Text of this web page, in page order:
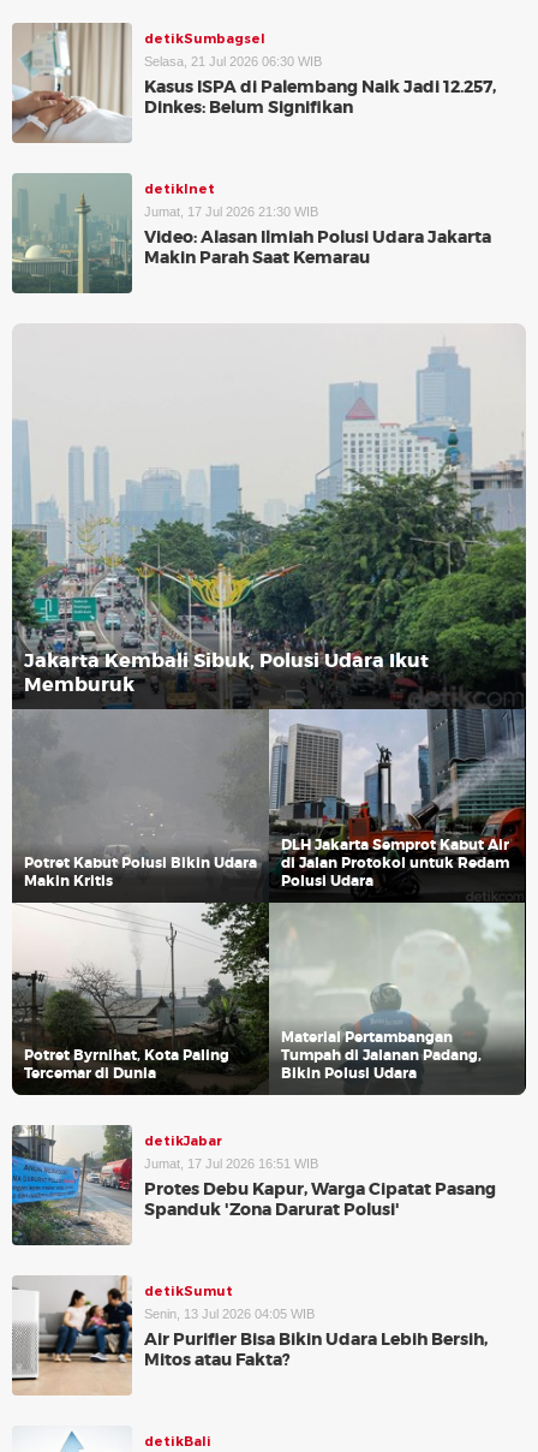
detikSumbagsel
Selasa, 21 Jul 2026 06:30 WIB
Kasus ISPA di Palembang Naik Jadi 12.257,
Dinkes: Belum Signifikan
detikInet
Jumat, 17 Jul 2026 21:30 WIB
Video: Alasan Ilmiah Polusi Udara Jakarta
Makin Parah Saat Kemarau
Jakarta Kembali Sibuk, Polusi Udara Ikut
Memburuk
Potret Kabut Polusi Bikin Udara
Makin Kritis
DLH Jakarta Semprot Kabut Air
di Jalan Protokol untuk Redam
Polusi Udara
Potret Byrnihat, Kota Paling
Tercemar di Dunia
Material Pertambangan
Tumpah di Jalanan Padang,
Bikin Polusi Udara
detikJabar
Jumat, 17 Jul 2026 16:51 WIB
Protes Debu Kapur, Warga Cipatat Pasang
Spanduk 'Zona Darurat Polusi'
detikSumut
Senin, 13 Jul 2026 04:05 WIB
Air Purifier Bisa Bikin Udara Lebih Bersih,
Mitos atau Fakta?
detikBali